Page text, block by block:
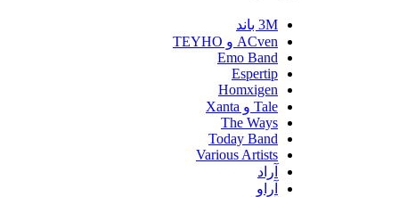
ACven و TEYHO
Emo Band
Espertip
Homxigen
Tale و Xanta
The Ways
Today Band
Various Artists